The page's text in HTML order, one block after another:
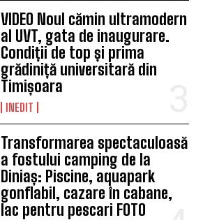
VIDEO Noul cămin ultramodern
al UVT, gata de inaugurare.
Condiții de top și prima
grădiniță universitară din
Timișoara
INEDIT
Transformarea spectaculoasă
a fostului camping de la
Diniaș: Piscine, aquapark
gonflabil, cazare în cabane,
lac pentru pescari FOTO